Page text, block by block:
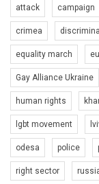
6/30/2017
Емоційний та
представляє
attack campaign
crimea
equality march eu
Gay Alliance Ukraine
human rights
lgbt movement
odesa police
right sector